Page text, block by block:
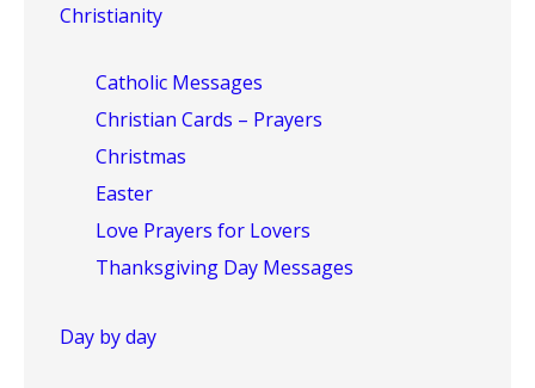
Christianity
Catholic Messages
Christian Cards – Prayers
Christmas
Easter
Love Prayers for Lovers
Thanksgiving Day Messages
Day by day